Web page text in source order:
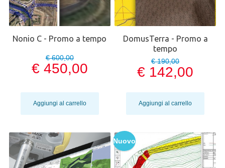
Nonio C - Promo a tempo
€ 600,00
€ 450,00
Aggiungi al carrello
DomusTerra - Promo a
tempo
€ 190,00
€ 142,00
Aggiungi al carrello
Nuovo